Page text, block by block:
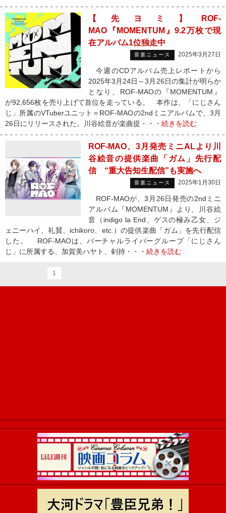
【先ヨミ】ROF-
MAO『MOMENTUM』9.2万枚で現
在アルバム1位独走中
音楽ニュース 2025年3月27日
今週のCDアルバム売上レポートから
2025年3月24日～3月26日の集計が明らか
となり、ROF-MAOの『MOMENTUM』
が92,656枚を売り上げて首位を走っている。 本作は、「にじさん
じ」所属のVTuberユニット＝ROF-MAOの2ndミニアルバムで、3月
26日にリリースされた。川谷絵音が楽曲提・・・ 続きを読む
ROF-MAO、3月発売ミニALより川
谷絵音の提供楽曲「ガム」先行配
信 “重大告知生配信”も実施へ
音楽ニュース 2025年1月30日
ROF-MAOが、3月26日発売の2ndミニ
アルバム『MOMENTUM』より、川谷絵
音（indigo la End、ゲスの極み乙女、ジ
ェニーハイ、礼賛、ichikoro、etc.）の提供楽曲「ガム」を先行配信
した。 ROF-MAOは、バーチャルライバーグループ「にじさん
じ」に所属する、加賀美ハヤト、剣持・・・ 続きを読む
1